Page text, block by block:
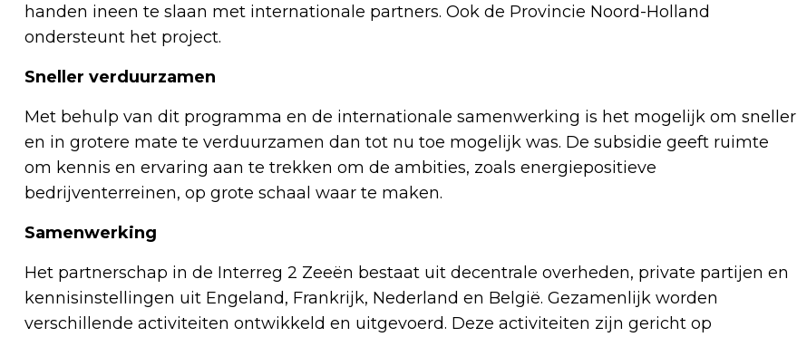
handen ineen te slaan met internationale partners. Ook de Provincie Noord-Holland
ondersteunt het project.
Sneller verduurzamen
Met behulp van dit programma en de internationale samenwerking is het mogelijk om sneller
en in grotere mate te verduurzamen dan tot nu toe mogelijk was. De subsidie geeft ruimte
om kennis en ervaring aan te trekken om de ambities, zoals energiepositieve
bedrijventerreinen, op grote schaal waar te maken.
Samenwerking
Het partnerschap in de Interreg 2 Zeeën bestaat uit decentrale overheden, private partijen en
kennisinstellingen uit Engeland, Frankrijk, Nederland en België. Gezamenlijk worden
verschillende activiteiten ontwikkeld en uitgevoerd. Deze activiteiten zijn gericht op